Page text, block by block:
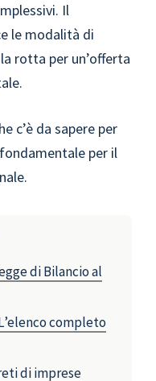
Il
le modalità di
rotta per un’offerta
c’è da sapere per
per il
di Bilancio al
completo
di imprese